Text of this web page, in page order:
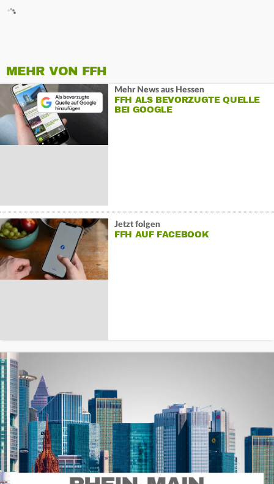
MEHR VON FFH
Mehr News aus Hessen
FFH ALS BEVORZUGTE QUELLE
BEI GOOGLE
Jetzt folgen
FFH AUF FACEBOOK